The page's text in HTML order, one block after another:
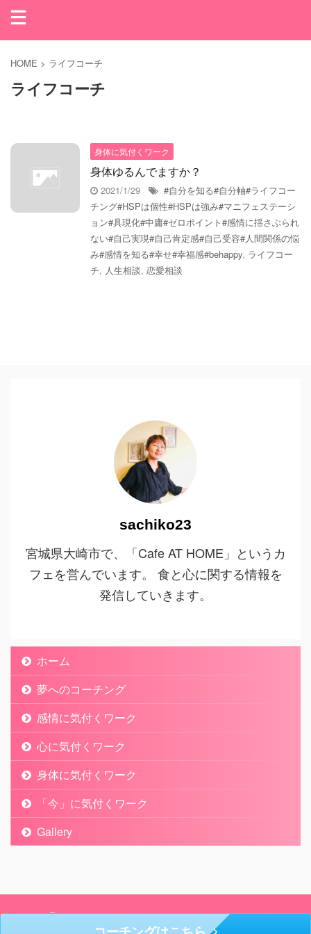
HOME > ライフコーチ
ライフコーチ
身体に気付くワーク
身体ゆるんでますか？
2021/1/29
#自分を知る#自分軸#ライフコー
チング#HSPは個性#HSPは強み#マニフェステーシ
ョン#具現化#中庸#ゼロポイント#感情に揺さぶられ
ない#自己実現#自己肯定感#自己受容#人間関係の悩
み#感情を知る#幸せ#幸福感#behappy, ライフコー
チ, 人生相談, 恋愛相談
sachiko23
宮城県大崎市で、「Cafe AT HOME」というカ
フェを営んでいます。 食と心に関する情報を
発信していきます。
ホーム
夢へのコーチング
感情に気付くワーク
心に気付くワーク
身体に気付くワーク
「今」に気付くワーク
Gallery
「Cafe AT HOME」のコーチング